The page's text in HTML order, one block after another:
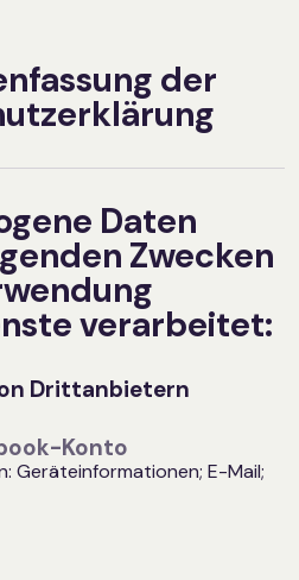
der
Daten
Zwecken
verarbeitet:
Drittanbietern
Konto
Geräteinformationen; E-Mail;